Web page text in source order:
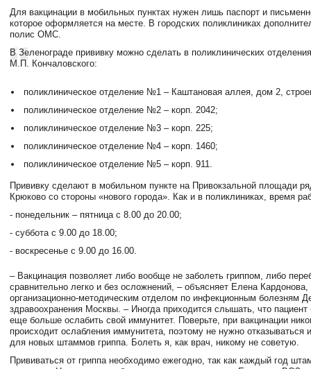
Для вакцинации в мобильных пунктах нужен лишь паспорт и
которое оформляется на месте. В городских поликлиниках
полис ОМС.
В Зеленограде прививку можно сделать в поликлинических
М.П. Кончаловского:
поликлиническое отделение №1 – Каштановая аллея, дом 2,
поликлиническое отделение №2 – корп. 2042;
поликлиническое отделение №3 – корп. 225;
поликлиническое отделение №4 – корп. 1460;
поликлиническое отделение №5 – корп. 911.
Прививку сделают в мобильном пункте на Привокзальной площади
Крюково со стороны «нового города». Как и в поликлиниках, время
- понедельник – пятница с 8.00 до 20.00;
- суббота с 9.00 до 18.00;
- воскресенье с 9.00 до 16.00.
– Вакцинация позволяет либо вообще не заболеть гриппом, либо
сравнительно легко и без осложнений, – объясняет Елена
организационно-методическим отделом по инфекционным болезням
здравоохранения Москвы. – Иногда приходится слышать, что пациент
еще больше ослабить свой иммунитет. Поверьте, при вакцинации
происходит ослабления иммунитета, поэтому не нужно отказываться
для новых штаммов гриппа. Болеть я, как врач, никому не советую.
Прививаться от гриппа необходимо ежегодно, так как каждый год